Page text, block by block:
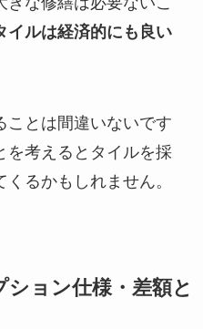
イルは経済的にも良い
ことは間違いないです
を考えるとタイルを採
るかもしれません。
ョン仕様・差額と